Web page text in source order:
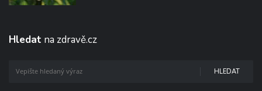
Hledat na zdravě.cz
HLEDAT